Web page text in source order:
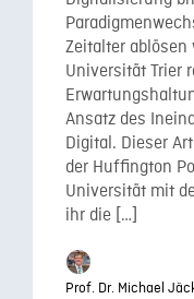
Zeitalter ablösen
Universität Trier
Ansatz des
Digital. Dieser
der Huffington
Universität mit
ihr die […]
Prof. Dr. Michael